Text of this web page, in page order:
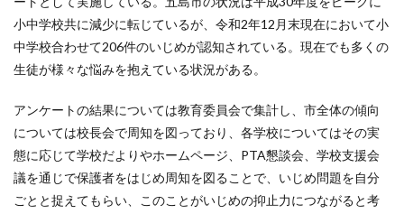
小中学校共に減少に転じているが、令和2年12月末現在において小
中学校合わせて206件のいじめが認知されている。現在でも多くの
生徒が様々な悩みを抱えている状況がある。
アンケートの結果については教育委員会で集計し、市全体の傾向
については校長会で周知を図っており、各学校についてはその実
態に応じて学校だよりやホームページ、PTA懇談会、学校支援会
議を通じで保護者をはじめ周知を図ることで、いじめ問題を自分
ごとと捉えてもらい、このことがいじめの抑止力につながると考